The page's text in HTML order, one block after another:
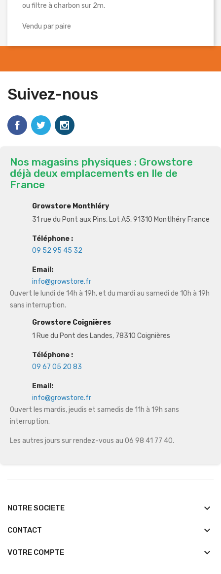
ou filtre à charbon sur 2m.
Vendu par paire
Suivez-nous
Nos magasins physiques : Growstore
déjà deux emplacements en Ile de
France
Growstore Monthléry
31 rue du Pont aux Pins, Lot A5, 91310 Montlhéry France
Téléphone :
09 52 95 45 32
Email:
info@growstore.fr
Ouvert le lundi de 14h à 19h, et du mardi au samedi de 10h à 19h
sans interruption.
Growstore Coignières
1 Rue du Pont des Landes, 78310 Coignières
Téléphone :
09 67 05 20 83
Email:
info@growstore.fr
Ouvert les mardis, jeudis et samedis de 11h à 19h sans
interruption.
Les autres jours sur rendez-vous au 06 98 41 77 40.
NOTRE SOCIETE keyboard_arrow_down
CONTACT keyboard_arrow_down
VOTRE COMPTE 